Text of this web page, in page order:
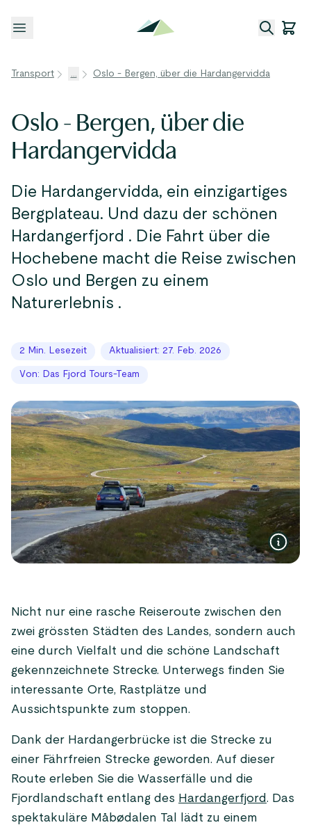
Menü öffnen
Transport ... Oslo - Bergen, über die Hardangervidda
Oslo - Bergen, über die
Hardangervidda
Die Hardangervidda, ein einzigartiges
Bergplateau. Und dazu der schönen
Hardangerfjord . Die Fahrt über die
Hochebene macht die Reise zwischen
Oslo und Bergen zu einem
Naturerlebnis .
2 Min. Lesezeit Aktualisiert: 27. Feb. 2026
Von: Das Fjord Tours-Team
Nicht nur eine rasche Reiseroute zwischen den
zwei grössten Städten des Landes, sondern auch
eine durch Vielfalt und die schöne Landschaft
gekennzeichnete Strecke. Unterwegs finden Sie
interessante Orte, Rastplätze und
Aussichtspunkte zum stoppen.
Dank der Hardangerbrücke ist die Strecke zu
einer Fährfreien Strecke geworden. Auf dieser
Route erleben Sie die Wasserfälle und die
Fjordlandschaft entlang des Hardangerfjord. Das
spektakuläre Måbødalen Tal lädt zu einem